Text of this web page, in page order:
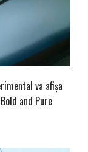
va afișa
and Pure